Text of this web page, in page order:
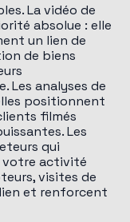
La vidéo de
absolue : elle
un lien de
de biens
Les analyses de
positionnent
filmés
Les
qui
votre activité
visites de
et renforcent